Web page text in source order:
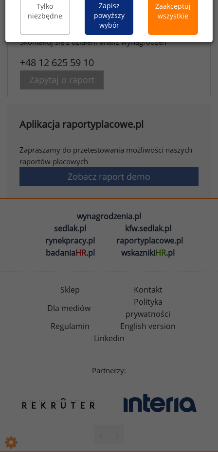
Chcesz kupić raport?
Skontakuj się z działem analiz wynagrodzeń
+48 12 625 59 10
Zapytaj o raport
Aplikacja raportyplacowe.pl
Zapraszamy do przetestowania możliwości naszych
raportów płacowych
Zobacz raport demo
wynagrodzenia.pl
sedlak.pl
kfw.sedlak.pl
rynekpracy.pl
raportyplacowe.pl
badaniaHR.pl wskaznikiHR.pl
Sklep
Kontakt
Dla mediów
Polityka
prywatności
Regulamin
English version
Linkedin
Partnerzy:
Tylko
niezbędne
Zapisz
powyższy
wybór
Zaakceptuj
wszystkie